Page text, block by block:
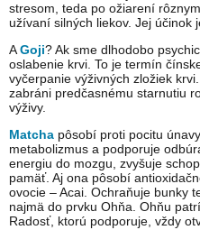
stresom, teda po ožiarení
užívaní silných liekov. Jej účinok
AGoji? Ak sme dlhodobo
oslabenie krvi. To je termín
vyčerpanie výživných zložiek
zabráni predčasnému starnutiu
výživy.
Matcha pôsobí proti pocitu
metabolizmus a podporuje
energiu do mozgu, zvyšuje
pamäť. Aj ona pôsobí
ovocie – Acai. Ochraňuje bunky
najmä do prvku Ohňa. Ohňu
Radosť, ktorú podporuje, vždy